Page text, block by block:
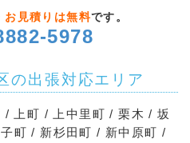
お見積りは無料です。
5978
の出張対応エリア
上町 / 上中里町 / 栗木 / 坂
町 / 新杉田町 / 新中原町 /